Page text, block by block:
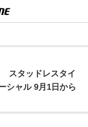
スタッドレスタイ
シャル 9月1日から